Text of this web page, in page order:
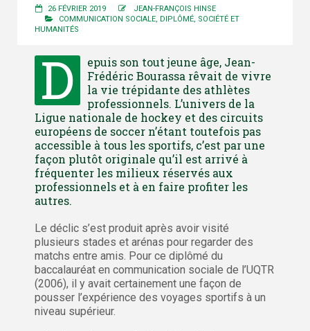
26 FÉVRIER 2019
JEAN-FRANÇOIS HINSE
COMMUNICATION SOCIALE DIPLÔMÉ SOCIÉTÉ ET
HUMANITÉS
D
epuis son tout jeune âge, Jean-
Frédéric Bourassa rêvait de vivre
la vie trépidante des athlètes
professionnels. L’univers de la
Ligue nationale de hockey et des circuits
européens de soccer n’étant toutefois pas
accessible à tous les sportifs, c’est par une
façon plutôt originale qu’il est arrivé à
fréquenter les milieux réservés aux
professionnels et à en faire profiter les
autres.
Le déclic s’est produit après avoir visité
plusieurs stades et arénas pour regarder des
matchs entre amis. Pour ce diplômé du
baccalauréat en communication sociale de l’UQTR
(2006), il y avait certainement une façon de
pousser l’expérience des voyages sportifs à un
niveau supérieur.